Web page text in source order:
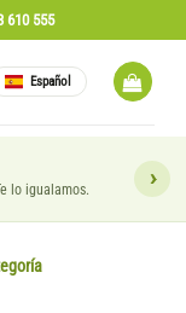
610 555
Español
lo igualamos.